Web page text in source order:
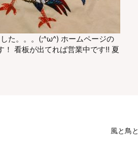
た。。。(;^ω^) ホームページの
看板が出てれば営業中です!! 夏
風と鳥と